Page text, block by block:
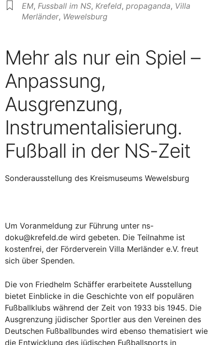
EM, Fussball im NS, Krefeld, propaganda, Villa
Merländer, Wewelsburg
Mehr als nur ein Spiel –
Anpassung,
Ausgrenzung,
Instrumentalisierung.
Fußball in der NS-Zeit
Sonderausstellung des Kreismuseums Wewelsburg
Um Voranmeldung zur Führung unter ns-
doku@krefeld.de wird gebeten. Die Teilnahme ist
kostenfrei, der Förderverein Villa Merländer e.V. freut
sich über Spenden.
Die von Friedhelm Schäffer erarbeitete Ausstellung
bietet Einblicke in die Geschichte von elf populären
Fußballklubs während der Zeit von 1933 bis 1945. Die
Ausgrenzung jüdischer Sportler aus den Vereinen des
Deutschen Fußballbundes wird ebenso thematisiert wie
die Entwicklung des jüdischen Fußballsports in